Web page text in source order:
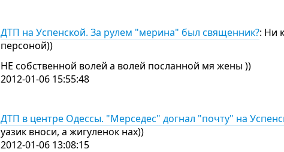
ДТП на Успенской. За рулем "мерина" был священник?: Ни
персоной))
НЕ собственной волей а волей посланной мя жены ))
2012-01-06 15:55:48
ДТП в центре Одессы. "Мерседес" догнал "почту" на
уазик вноси, а жигуленок нах))
2012-01-06 13:08:15